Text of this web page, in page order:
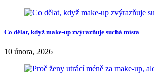
Co dělat, když make-up zvýrazňuje suchá místa
10 února, 2026